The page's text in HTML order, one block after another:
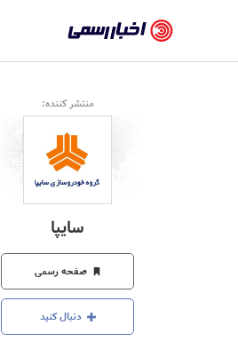
رسمی
-
اخبار
تایید
شده
شرکت‌ها،
سازمان‌ها
و
روابط
عمومی‌ها
منتشر کننده:
سایپا
صفحه رسمی
دنبال کنید